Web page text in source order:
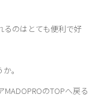
るのはとても便利で好
。
のTOPへ戻る